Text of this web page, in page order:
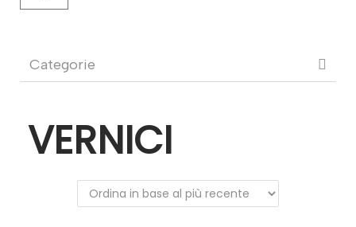
Categorie
VERNICI